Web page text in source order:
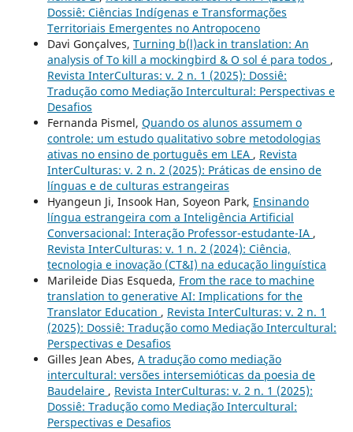
Dossiê: Ciências Indígenas e Transformações
Territoriais Emergentes no Antropoceno
Davi Gonçalves, Turning b(l)ack in translation: An
analysis of To kill a mockingbird & O sol é para todos ,
Revista InterCulturas: v. 2 n. 1 (2025): Dossiê:
Tradução como Mediação Intercultural: Perspectivas e
Desafios
Fernanda Pismel, Quando os alunos assumem o
controle: um estudo qualitativo sobre metodologias
ativas no ensino de português em LEA , Revista
InterCulturas: v. 2 n. 2 (2025): Práticas de ensino de
línguas e de culturas estrangeiras
Hyangeun Ji, Insook Han, Soyeon Park, Ensinando
língua estrangeira com a Inteligência Artificial
Conversacional: Interação Professor-estudante-IA ,
Revista InterCulturas: v. 1 n. 2 (2024): Ciência,
tecnologia e inovação (CT&I) na educação linguística
Marileide Dias Esqueda, From the race to machine
translation to generative AI: Implications for the
Translator Education , Revista InterCulturas: v. 2 n. 1
(2025): Dossiê: Tradução como Mediação Intercultural:
Perspectivas e Desafios
Gilles Jean Abes, A tradução como mediação
intercultural: versões intersemióticas da poesia de
Baudelaire , Revista InterCulturas: v. 2 n. 1 (2025):
Dossiê: Tradução como Mediação Intercultural:
Perspectivas e Desafios